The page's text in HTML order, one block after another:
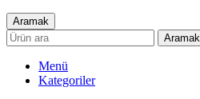
Aramak
Aramak
Menü
Kategoriler